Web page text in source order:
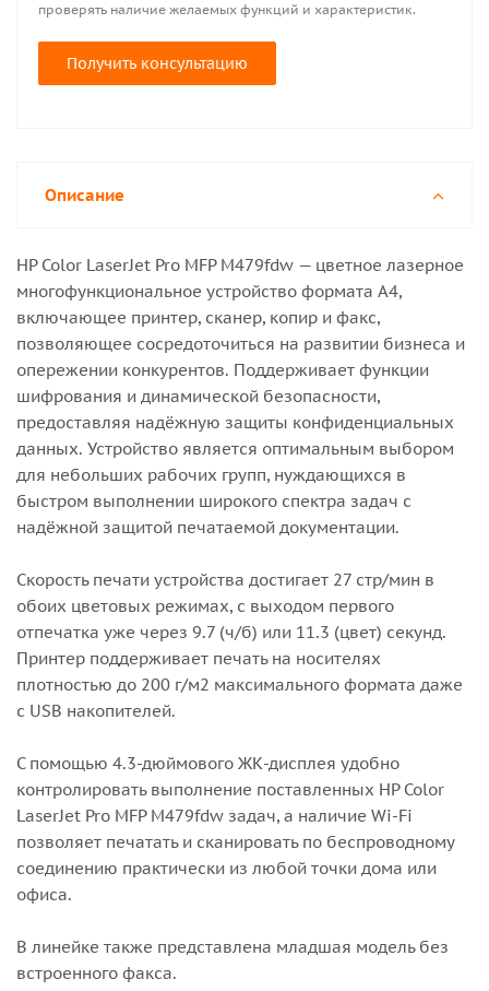
проверять наличие желаемых функций и характеристик.
Получить консультацию
Описание
HP Color LaserJet Pro MFP M479fdw — цветное лазерное
многофункциональное устройство формата A4,
включающее принтер, сканер, копир и факс,
позволяющее сосредоточиться на развитии бизнеса и
опережении конкурентов. Поддерживает функции
шифрования и динамической безопасности,
предоставляя надёжную защиты конфиденциальных
данных. Устройство является оптимальным выбором
для небольших рабочих групп, нуждающихся в
быстром выполнении широкого спектра задач с
надёжной защитой печатаемой документации.
Скорость печати устройства достигает 27 стр/мин в
обоих цветовых режимах, с выходом первого
отпечатка уже через 9.7 (ч/б) или 11.3 (цвет) секунд.
Принтер поддерживает печать на носителях
плотностью до 200 г/м2 максимального формата даже
с USB накопителей.
С помощью 4.3-дюймового ЖК-дисплея удобно
контролировать выполнение поставленных HP Color
LaserJet Pro MFP M479fdw задач, а наличие Wi-Fi
позволяет печатать и сканировать по беспроводному
соединению практически из любой точки дома или
офиса.
В линейке также представлена младшая модель без
встроенного факса.